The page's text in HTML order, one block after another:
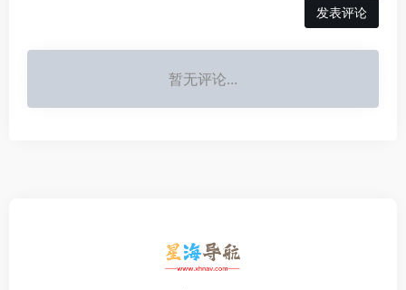
发表评论
暂无评论...